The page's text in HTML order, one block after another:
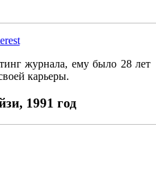
журнала, ему было 28 лет
карьеры.
1991 год